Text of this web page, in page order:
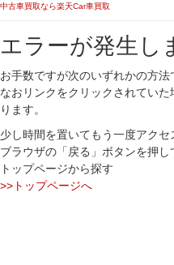
中古車買取なら楽天Car車買取
エラーが発生し
お手数ですが次のいずれかの方法
なおリンクをクリックされてい
ります。
少し時間を置いてもう一度アクセ
ブラウザの「戻る」ボタンを押
トップページから探す
>>トップページへ